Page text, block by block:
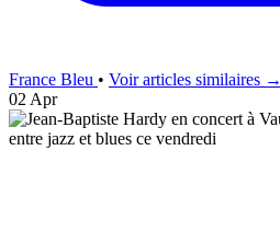
France Bleu • Voir articles similaires →
02 Apr